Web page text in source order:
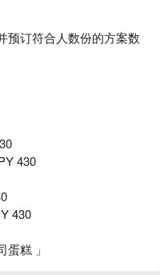
预订符合人数份的方案数
430
430
糕 」